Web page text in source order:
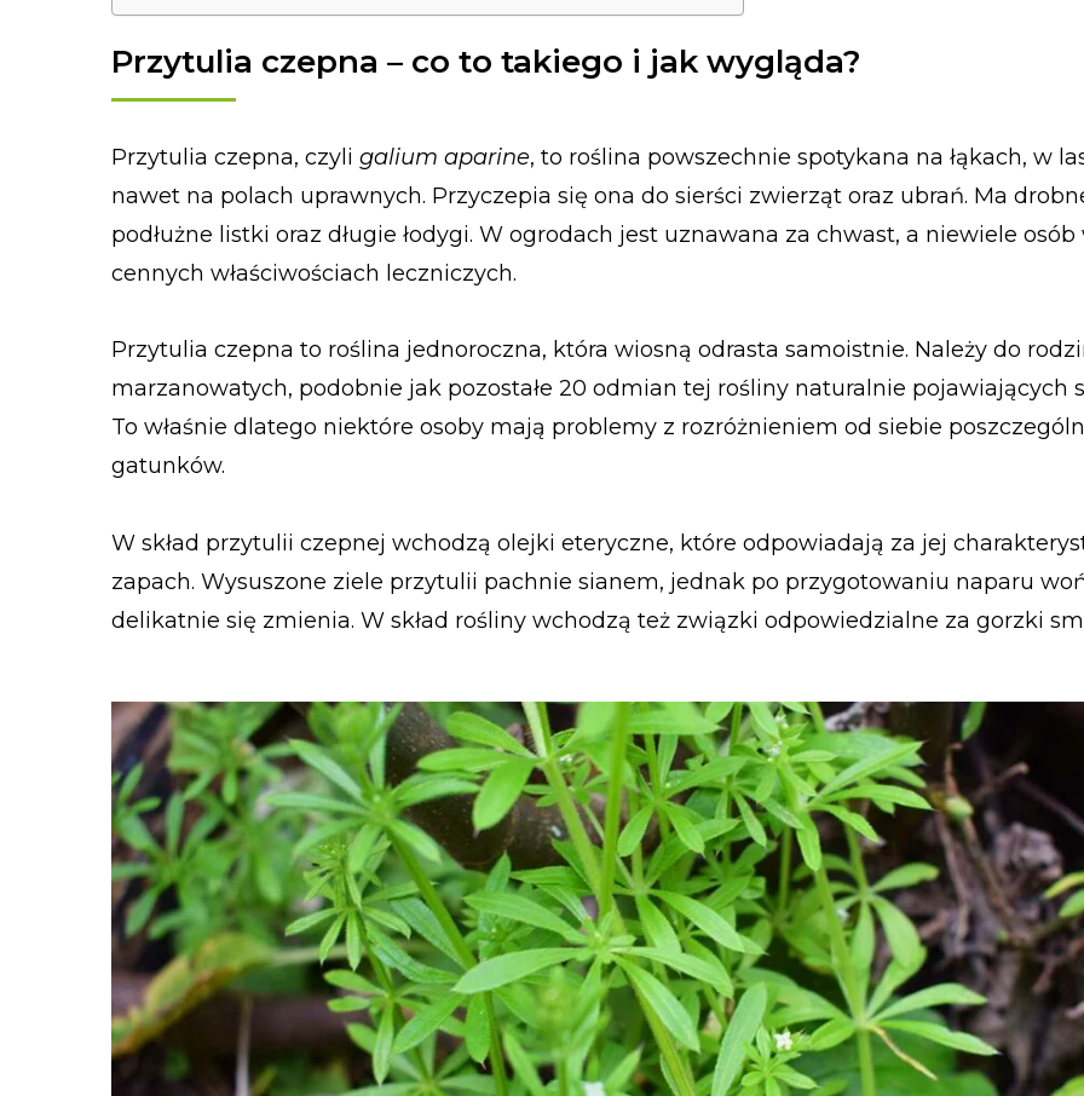
Przytulia czepna – co to takiego i jak wygląda?
Przytulia czepna, czyli galium aparine, to roślina powszechnie spotykana na łąkach, w
nawet na polach uprawnych. Przyczepia się ona do sierści zwierząt oraz ubrań. Ma
podłużne listki oraz długie łodygi. W ogrodach jest uznawana za chwast, a niewiele osób
cennych właściwościach leczniczych.
Przytulia czepna to roślina jednoroczna, która wiosną odrasta samoistnie. Należy do
marzanowatych, podobnie jak pozostałe 20 odmian tej rośliny naturalnie pojawiających
To właśnie dlatego niektóre osoby mają problemy z rozróżnieniem od siebie
gatunków.
W skład przytulii czepnej wchodzą olejki eteryczne, które odpowiadają za jej
zapach. Wysuszone ziele przytulii pachnie sianem, jednak po przygotowaniu naparu
delikatnie się zmienia. W skład rośliny wchodzą też związki odpowiedzialne za gorzki